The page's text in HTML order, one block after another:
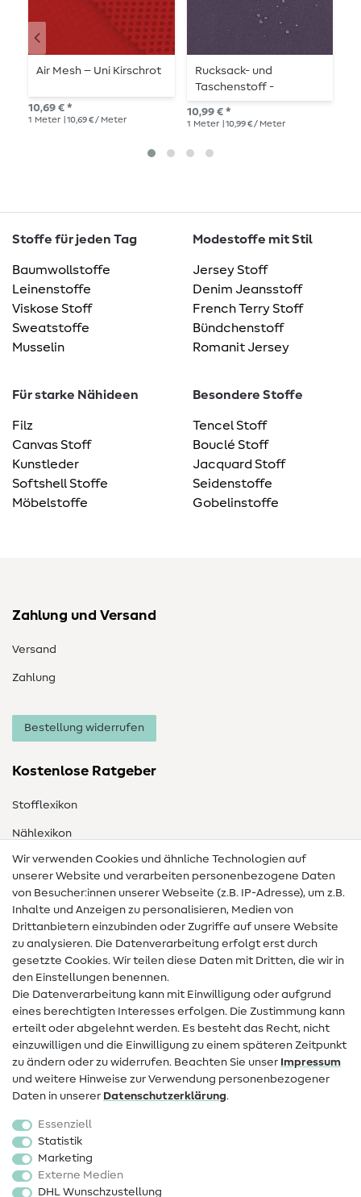
Air Mesh – Uni Kirschrot
10,69 € *
1 Meter | 10,69 € / Meter
Rucksack- und
Taschenstoff -
Aubergine
10,99 € *
1 Meter | 10,99 € / Meter
Stoffe für jeden Tag
Baumwollstoffe
Leinenstoffe
Viskose Stoff
Sweatstoffe
Musselin
Modestoffe mit Stil
Jersey Stoff
Denim Jeansstoff
French Terry Stoff
Bündchenstoff
Romanit Jersey
Für starke Nähideen
Filz
Canvas Stoff
Kunstleder
Softshell Stoffe
Möbelstoffe
Besondere Stoffe
Tencel Stoff
Bouclé Stoff
Jacquard Stoff
Seidenstoffe
Gobelinstoffe
Zahlung und Versand
Versand
Zahlung
Bestellung widerrufen
Kostenlose Ratgeber
Stofflexikon
Nählexikon
Nähanleitungen
Hilfe & Kontakt
Kontakt
Infos zum Betreiberwechsel
Widerrufsrecht
Beliebt
Stoffe
Sale
Schnittmuster
Wir verwenden Cookies und ähnliche Technologien auf
unserer Website und verarbeiten personenbezogene Daten
von Besucher:innen unserer Webseite (z.B. IP-Adresse), um z.B.
Inhalte und Anzeigen zu personalisieren, Medien von
Drittanbietern einzubinden oder Zugriffe auf unsere Website
zu analysieren. Die Datenverarbeitung erfolgt erst durch
gesetzte Cookies. Wir teilen diese Daten mit Dritten, die wir in
den Einstellungen benennen.
Die Datenverarbeitung kann mit Einwilligung oder aufgrund
eines berechtigten Interesses erfolgen. Die Zustimmung kann
erteilt oder abgelehnt werden. Es besteht das Recht, nicht
einzuwilligen und die Einwilligung zu einem späteren Zeitpunkt
zu ändern oder zu widerrufen. Beachten Sie unser Impressum
und weitere Hinweise zur Verwendung personenbezogener
Daten in unserer Daten­schutz­erklärung.
Essenziell
Statistik
Marketing
Externe Medien
DHL Wunschzustellung